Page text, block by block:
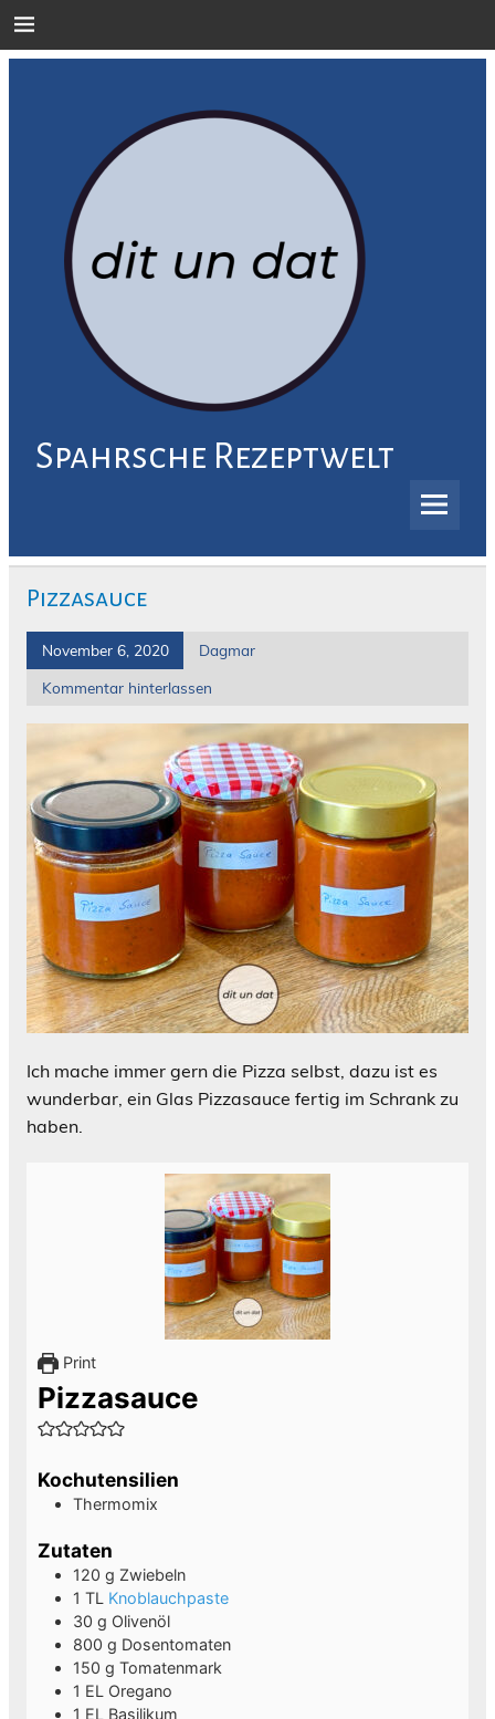
to
Spahrsche Rezeptwelt
Pizzasauce
November 6, 2020
Dagmar
Kommentar hinterlassen
Ich mache immer gern die Pizza selbst, dazu ist es
wunderbar, ein Glas Pizzasauce fertig im Schrank zu
haben.
Print
Pizzasauce
Kochutensilien
Thermomix
Zutaten
120 g Zwiebeln
1 TL Knoblauchpaste
30 g Olivenöl
800 g Dosentomaten
150 g Tomatenmark
1 EL Oregano
1 EL Basilikum